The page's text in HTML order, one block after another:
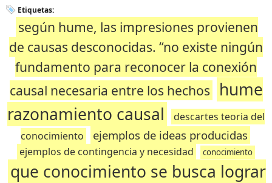
Etiquetas:
según hume, las impresiones provienen
de causas desconocidas. “no existe ningún
fundamento para reconocer la conexión
causal necesaria entre los hechos
hume
razonamiento causal
descartes teoria del
conocimiento
ejemplos de ideas producidas
ejemplos de contingencia y necesidad conocimiento
que conocimiento se busca lograr